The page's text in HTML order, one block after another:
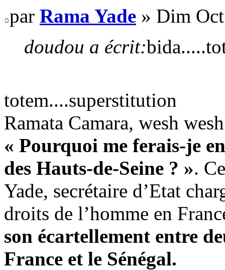
par Rama Yade » Dim
doudou a écrit:
totem....superstitution
Ramata Camara, wesh wesh
« Pourquoi me ferais-je
des Hauts-de-Seine ? ».
Yade, secrétaire d’Etat
droits de l’homme en
son écartellement entre
France et le Sénégal.